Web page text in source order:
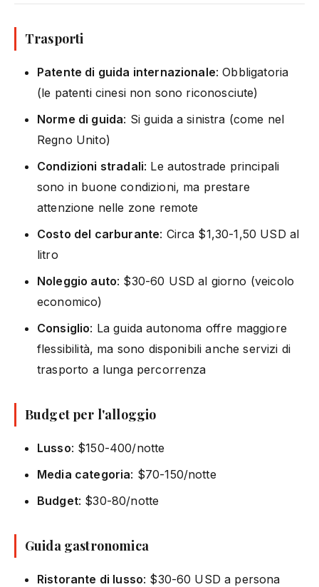
Trasporti
Patente di guida internazionale: Obbligatoria
(le patenti cinesi non sono riconosciute)
Norme di guida: Si guida a sinistra (come nel
Regno Unito)
Condizioni stradali: Le autostrade principali
sono in buone condizioni, ma prestare
attenzione nelle zone remote
Costo del carburante: Circa $1,30-1,50 USD al
litro
Noleggio auto: $30-60 USD al giorno (veicolo
economico)
Consiglio: La guida autonoma offre maggiore
flessibilità, ma sono disponibili anche servizi di
trasporto a lunga percorrenza
Budget per l'alloggio
Lusso: $150-400/notte
Media categoria: $70-150/notte
Budget: $30-80/notte
Guida gastronomica
Ristorante di lusso: $30-60 USD a persona